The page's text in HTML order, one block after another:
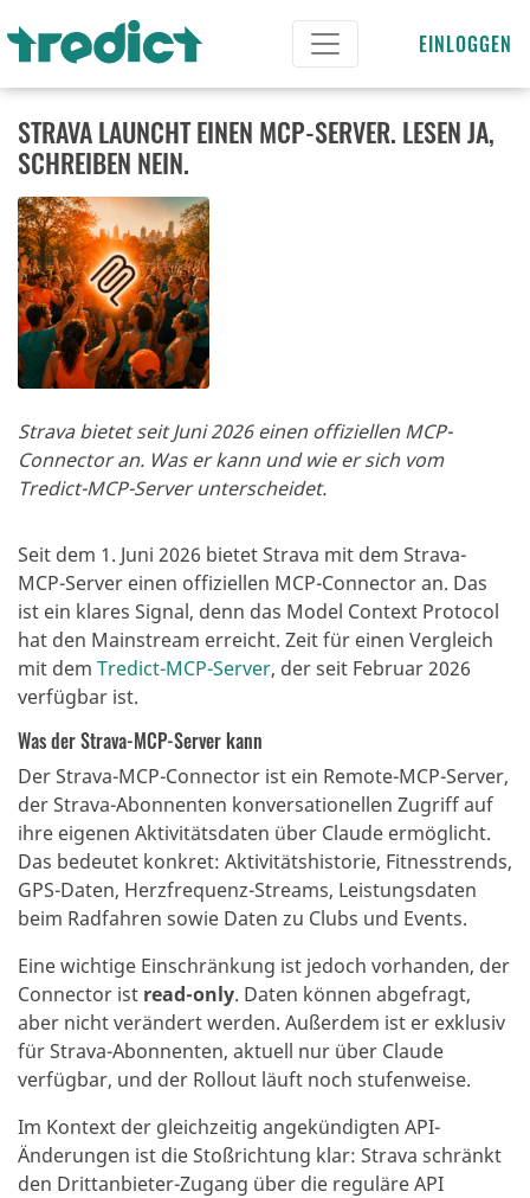
EINLOGGEN
STRAVA LAUNCHT EINEN MCP-SERVER. LESEN JA,
SCHREIBEN NEIN.
Strava bietet seit Juni 2026 einen offiziellen MCP-
Connector an. Was er kann und wie er sich vom
Tredict-MCP-Server unterscheidet.
Seit dem 1. Juni 2026 bietet Strava mit dem Strava-
MCP-Server einen offiziellen MCP-Connector an. Das
ist ein klares Signal, denn das Model Context Protocol
hat den Mainstream erreicht. Zeit für einen Vergleich
mit dem Tredict-MCP-Server, der seit Februar 2026
verfügbar ist.
Was der Strava-MCP-Server kann
Der Strava-MCP-Connector ist ein Remote-MCP-Server,
der Strava-Abonnenten konversationellen Zugriff auf
ihre eigenen Aktivitätsdaten über Claude ermöglicht.
Das bedeutet konkret: Aktivitätshistorie, Fitnesstrends,
GPS-Daten, Herzfrequenz-Streams, Leistungsdaten
beim Radfahren sowie Daten zu Clubs und Events.
Eine wichtige Einschränkung ist jedoch vorhanden, der
Connector ist read-only. Daten können abgefragt,
aber nicht verändert werden. Außerdem ist er exklusiv
für Strava-Abonnenten, aktuell nur über Claude
verfügbar, und der Rollout läuft noch stufenweise.
Im Kontext der gleichzeitig angekündigten API-
Änderungen ist die Stoßrichtung klar: Strava schränkt
den Drittanbieter-Zugang über die reguläre API